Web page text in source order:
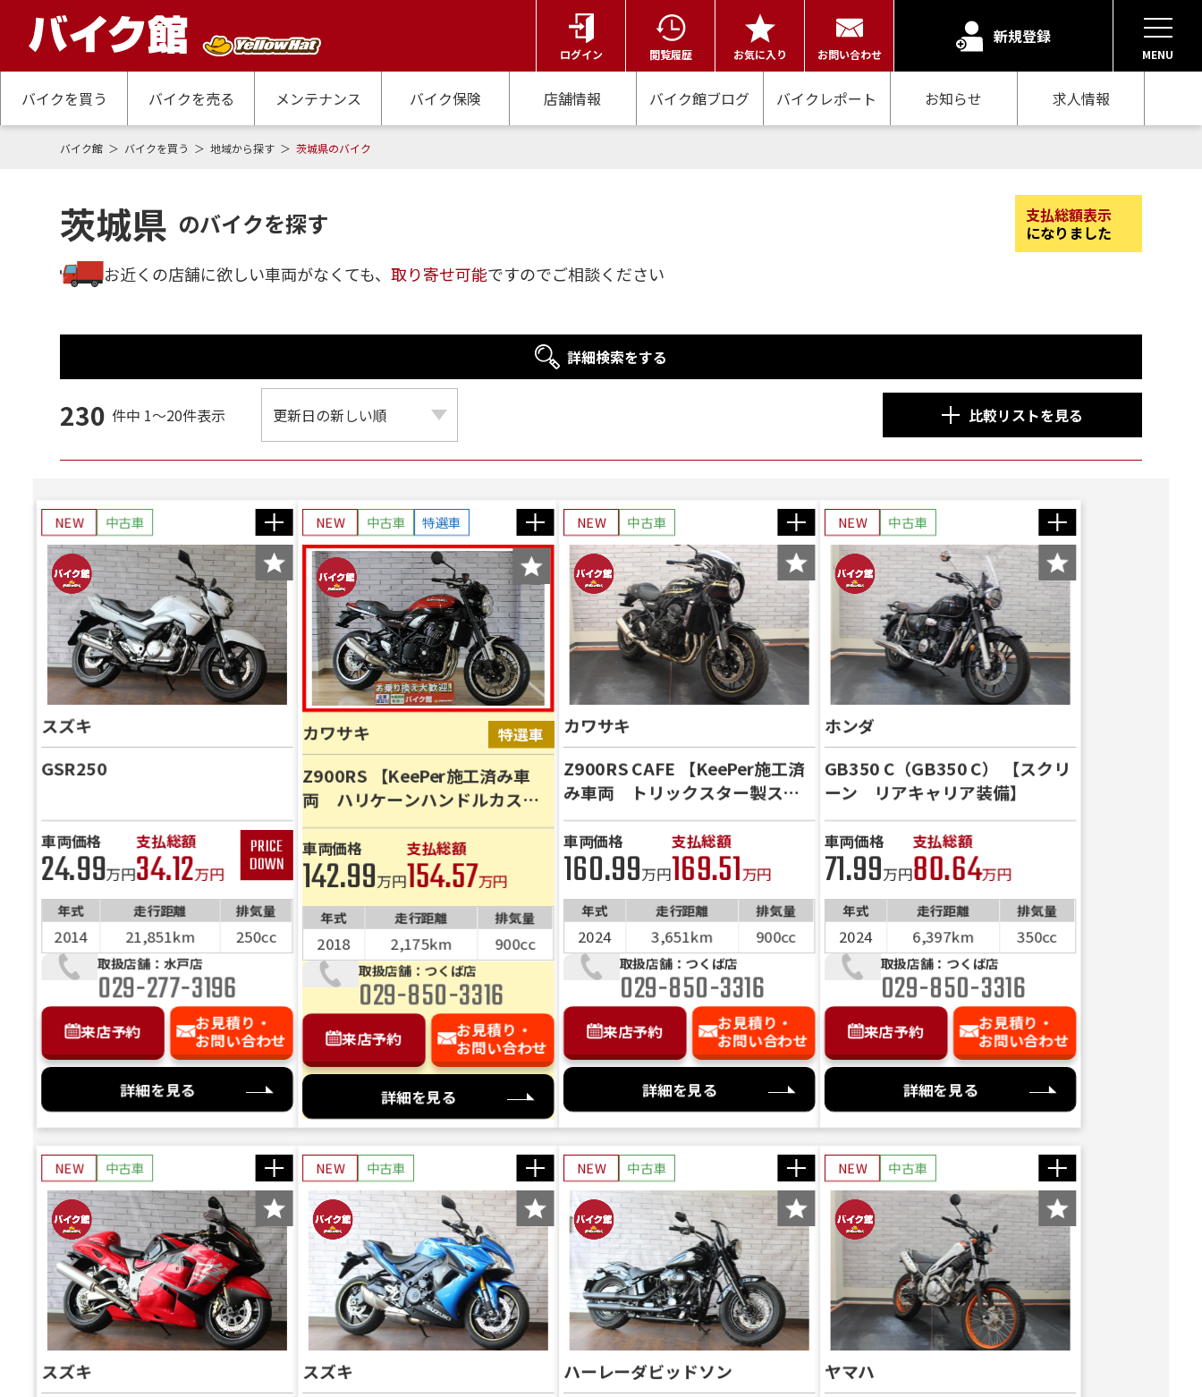
ログイン 閲覧履歴 お気に入り お問い合わせ
新規登録
MENU
バイクを買う バイクを売る メンテナンス バイク保険 店舗情報 バイク館ブログ バイクレポート お知らせ 求人情報
バイク館 バイクを買う 地域から探す 茨城県のバイク
茨城県 のバイクを探す
支払総額表示
になりました
お近くの店舗に欲しい車両がなくても、取り寄せ可能ですのでご相談ください
詳細検索をする
230 件中 1～20件表示 比較リストを見る
NEW 中古車
スズキ
GSR250
車両価格
24.99万円
支払総額
34.12万円
年式 走行距離 排気量
2014 21,851km 250cc
取扱店舗：水戸店
029-277-3196
来店予約
お見積り・
お問い合わせ
詳細を見る
NEW 中古車 特選車
カワサキ
Z900RS 【KeePer施工済み車
両 ハリケーンハンドルカスタ
ム済】
車両価格
142.99万円
支払総額
154.57万円
年式 走行距離 排気量
2018 2,175km 900cc
取扱店舗：つくば店
029-850-3316
来店予約
お見積り・
お問い合わせ
詳細を見る
NEW 中古車
カワサキ
Z900RS CAFE 【KeePer施工済
み車両 トリックスター製スラ
イダー】
車両価格
160.99万円
支払総額
169.51万円
年式 走行距離 排気量
2024 3,651km 900cc
取扱店舗：つくば店
029-850-3316
来店予約
お見積り・
お問い合わせ
詳細を見る
NEW 中古車
ホンダ
GB350 C（GB350 C） 【スクリ
ーン リアキャリア装備】
車両価格
71.99万円
支払総額
80.64万円
年式 走行距離 排気量
2024 6,397km 350cc
取扱店舗：つくば店
029-850-3316
来店予約
お見積り・
お問い合わせ
詳細を見る
NEW 中古車
スズキ
NEW 中古車
スズキ
NEW 中古車
ハーレーダビッドソン
NEW 中古車
ヤマハ